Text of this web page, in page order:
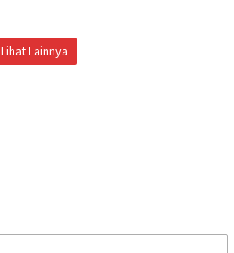
Lihat Lainnya